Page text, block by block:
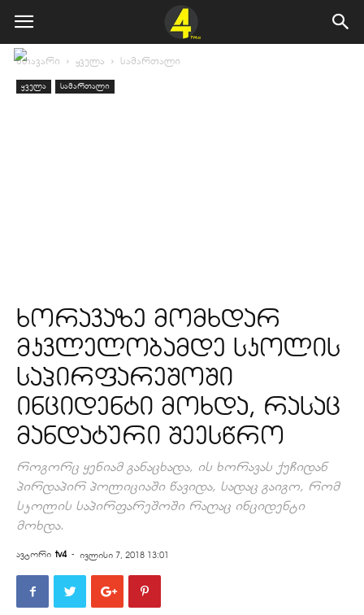
მთავარი ყველა სამართალი
ყველა სამართალი
ხორავაზე მომხდარ
მკვლელობამდე სკოლის
საპირფარეშოში
ინციდენტი მოხდა, რასაც
მანდატური შეესწრო
როგორც ყენიამ განაცხადა, ის ხორავას ქუჩიდან
პირდაპირ პოლიციაში წავიდა, სადაც გაიგო, რომ
სკოლის საპირფარეშოში რაღაც ინციდენტი
მოხდა.
ავტორი tv4 - ივლისი 7, 2018 13:01